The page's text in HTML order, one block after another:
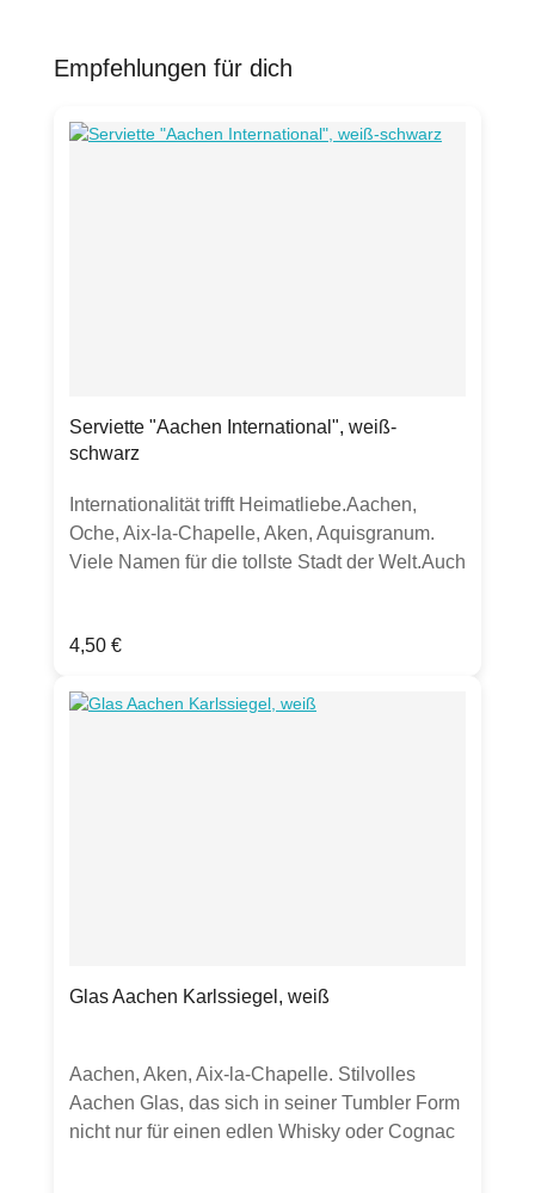
Produktgalerie überspringen
Empfehlungen für dich
Serviette "Aachen International", weiß-
schwarz
Internationalität trifft Heimatliebe.Aachen,
Oche, Aix-la-Chapelle, Aken, Aquisgranum.
Viele Namen für die tollste Stadt der Welt.Auch
x 33cm, lebensmittelechtstarker Farbauftrag
perforierter Öffnung an der Seite zum
Regulärer Preis:
4,50 €
Glas Aachen Karlssiegel, weiß
Aachen, Aken, Aix-la-Chapelle. Stilvolles
Aachen Glas, das sich in seiner Tumbler Form
nicht nur für einen edlen Whisky oder Cognac